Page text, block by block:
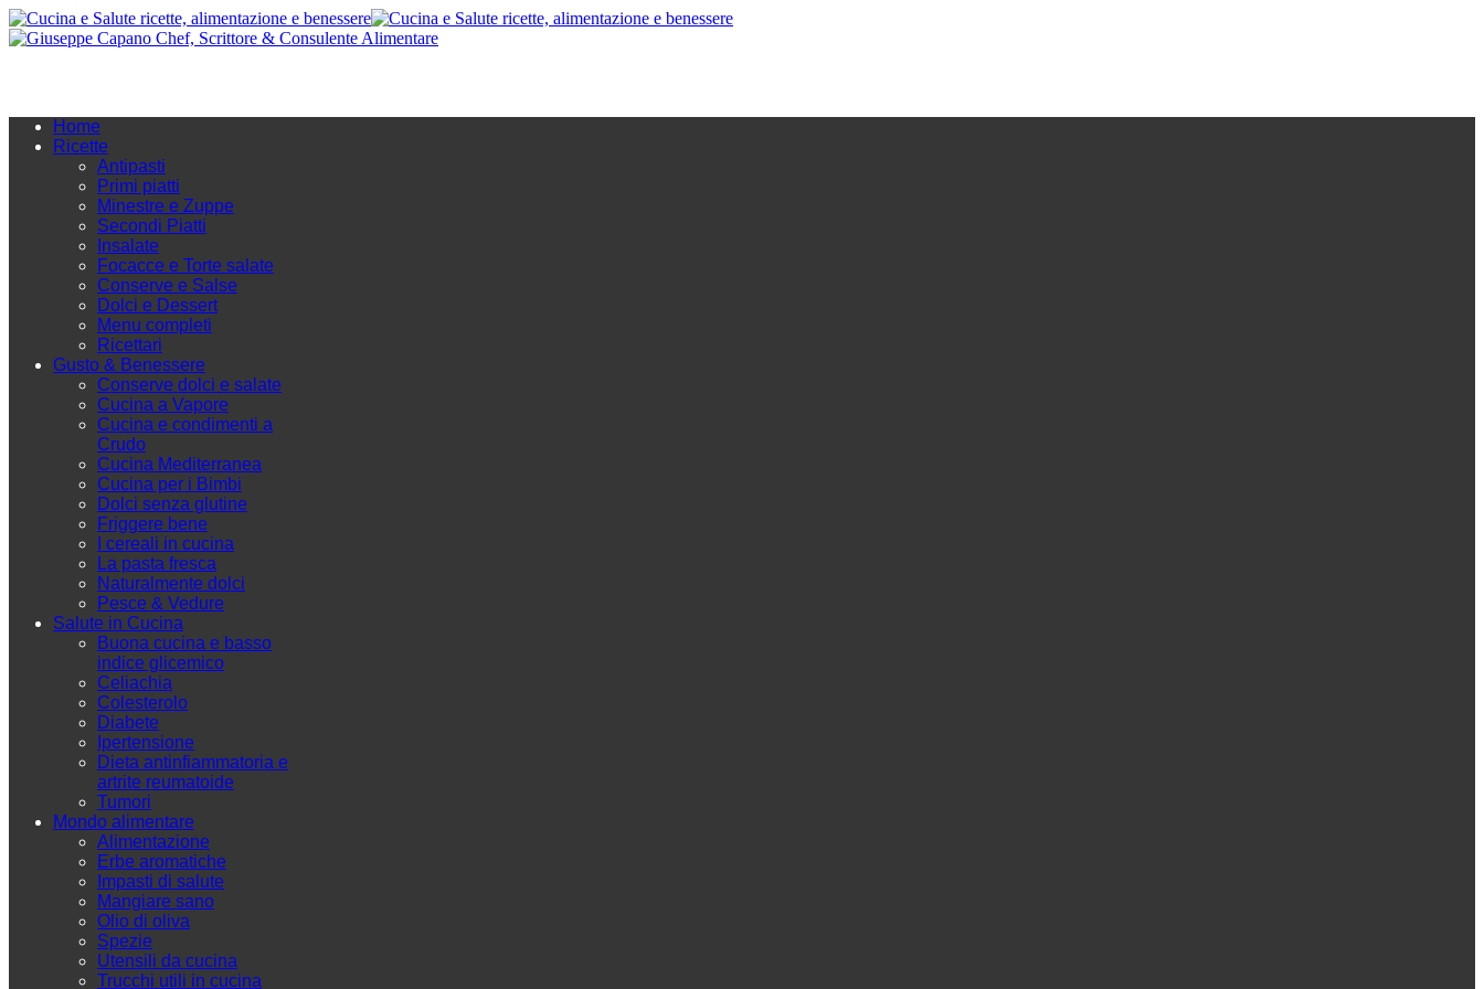
Home
Ricette
Antipasti
Primi piatti
Minestre e Zuppe
Secondi Piatti
Insalate
Focacce e Torte salate
Conserve e Salse
Dolci e Dessert
Menu completi
Ricettari
Gusto & Benessere
Conserve dolci e salate
Cucina a Vapore
Cucina e condimenti a
Crudo
Cucina Mediterranea
Cucina per i Bimbi
Dolci senza glutine
Friggere bene
I cereali in cucina
La pasta fresca
Naturalmente dolci
Pesce & Vedure
Salute in Cucina
Buona cucina e basso
indice glicemico
Celiachia
Colesterolo
Diabete
Ipertensione
Dieta antinfiammatoria e
artrite reumatoide
Tumori
Mondo alimentare
Alimentazione
Erbe aromatiche
Impasti di salute
Mangiare sano
Olio di oliva
Spezie
Utensili da cucina
Trucchi utili in cucina